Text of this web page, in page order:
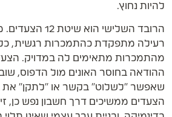
להיות נחוץ.
הרובד השלישי הוא
רעילה מתפקדת כהתמכרות רגשית,
מהתמכרות מתאימים לה במדויק.
ההודאה בחוסר האונים מול הדפוס,
שאפשר "לשלוט" בקשר או "לתקן" את
הצעדים ממשיכים דרך חשבון נפש כן,